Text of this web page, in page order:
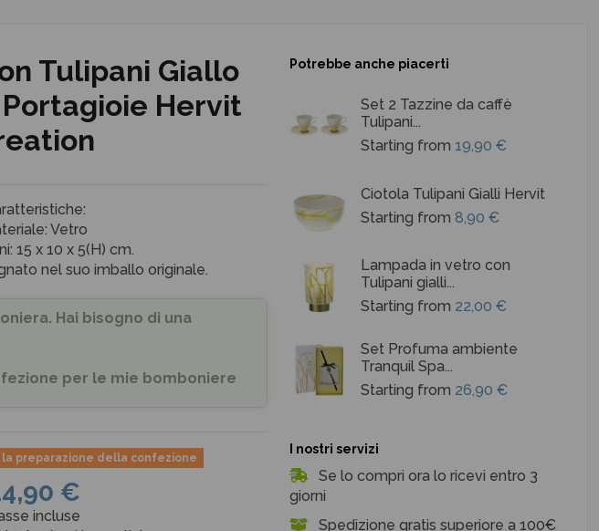
Tulipani Giallo
Hervit
Vetro
15 x 10 x 5(H) cm.
nel suo imballo originale.
Hai bisogno di una
per le mie bomboniere
la preparazione della confezione
€
incluse
Potrebbe anche piacerti
Set 2 Tazzine da caffè
Tulipani...
Starting from19,90 €
Ciotola Tulipani Gialli Hervit
Starting from8,90 €
Lampada in vetro con
Tulipani gialli...
Starting from 22,00 €
Set Profuma ambiente
Tranquil Spa...
Starting from 26,90 €
I nostri servizi
Se lo compri ora lo ricevi entro 3
giorni
Spedizione gratis superiore a 100€